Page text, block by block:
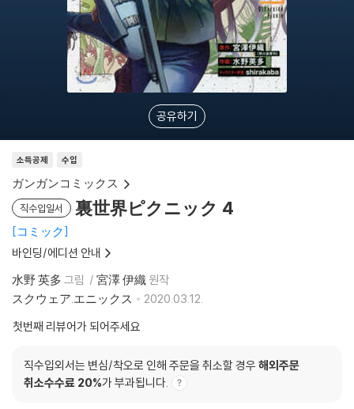
공유하기
소득공제 수입
ガンガンコミックス
직수입일서 裏世界ピクニック 4
コミック
바인딩/에디션 안내
水野 英多 그림 宮澤 伊織 원작
スクウェア.エニックス
2020.03.12.
첫번째 리뷰어가 되어주세요
직수입외서는 변심/착오로 인해 주문을 취소할 경우 해외주문
취소수수료 20%가 부과됩니다.